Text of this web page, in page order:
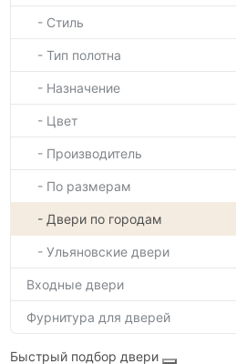
- Стиль
- Тип полотна
- Назначение
- Цвет
- Производитель
- По размерам
- Двери по городам
- Ульяновские двери
Входные двери
Фурнитура для дверей
Быстрый подбор двери